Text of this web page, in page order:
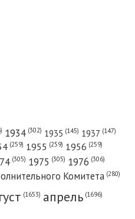
1934 (302) 1935 (145) 1937 (147)
(259) 1955 (259) 1956 (259)
(305) 1975 (305) 1976 (306)
Комитета (280)
(1653) апрель (1696)